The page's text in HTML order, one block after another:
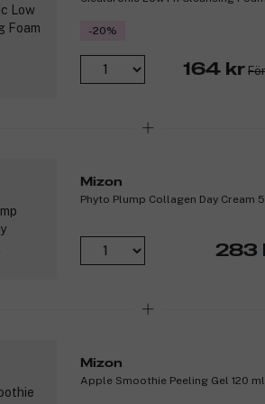
-20%
164 kr
Mizon
Phyto Plump Collagen Day Cream
283
Mizon
Apple Smoothie Peeling Gel 120 ml